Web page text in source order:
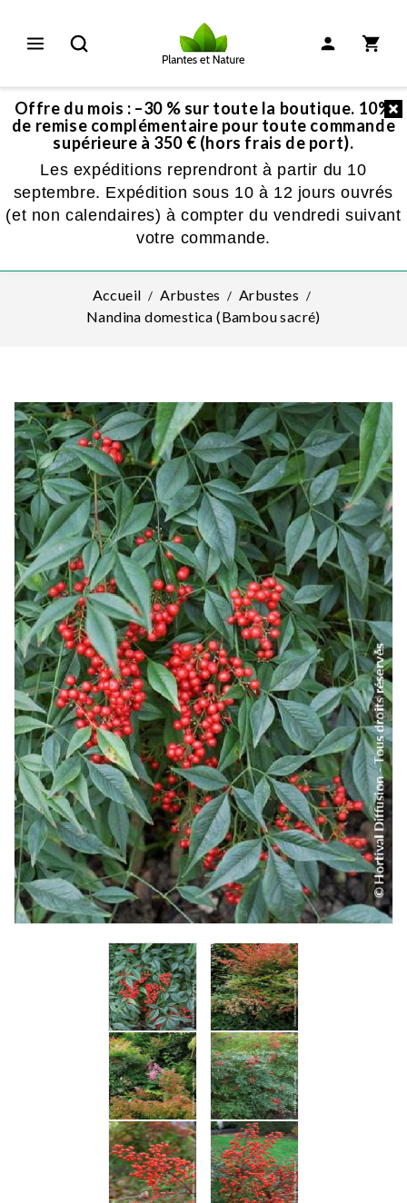
Offre du mois : –30 % sur toute la boutique. 10%
de remise complémentaire pour toute commande
supérieure à 350 € (hors frais de port).
Les expéditions reprendront à partir du 10
septembre. Expédition sous 10 à 12 jours ouvrés
(et non calendaires) à compter du vendredi suivant
votre commande.
Accueil Arbustes
Arbustes
Nandina domestica (Bambou sacré)